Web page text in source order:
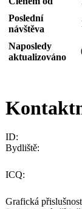
Poslední
návštěva
Naposledy
aktualizováno
ID:
Bydliště:
ICQ:
Grafická